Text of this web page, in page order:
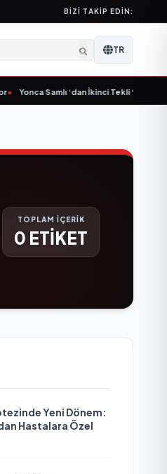
BIZI TAKIP EDIN:
TR
Yonca Samlı ‘dan İkinci Tekli
TOPLAM İÇERİK
0 ETİKET
Yeni Dönem:
Hastalara Özel